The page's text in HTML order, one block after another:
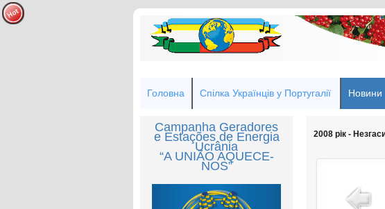
Головна Спілка Українців у Португалії Новини
Campanha Geradores
e Estações de Energia
Ucrânia
“A UNIÃO AQUECE-
NOS”
2008 рік -